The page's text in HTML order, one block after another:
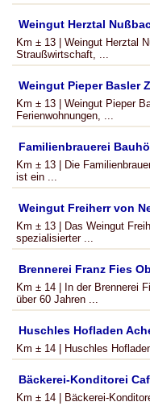
Weingut Herztal
Km ± 13 | Weingut Herztal
Straußwirtschaft, ...
Weingut Pieper Basler
Km ± 13 | Weingut Pieper
Ferienwohnungen, ...
Familienbrauerei
Km ± 13 | Die
ist ein ...
Weingut Freiherr von
Km ± 13 | Das Weingut
spezialisierter ...
Brennerei Franz Fies
Km ± 14 | In der Brennerei
über 60 Jahren ...
Huschles Hofladen
Km ± 14 | Huschles
Bäckerei-Konditorei
Km ± 14 | Bäckerei-